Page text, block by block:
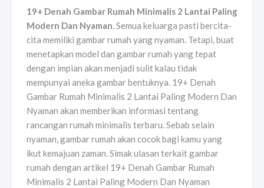
19+ Denah Gambar Rumah Minimalis 2 Lantai Paling
Modern Dan Nyaman. Semua keluarga pasti bercita-
cita memiliki gambar rumah yang nyaman. Tetapi, buat
menetapkan model dan gambar rumah yang tepat
dengan impian akan menjadi sulit kalau tidak
mempunyai aneka gambar bentuknya. 19+ Denah
Gambar Rumah Minimalis 2 Lantai Paling Modern Dan
Nyaman akan memberikan informasi tentang
rancangan rumah minimalis terbaru. Sebab selain
nyaman, gambar rumah akan cocok bagi kamu yang
ikut kemajuan zaman. Simak ulasan terkait gambar
rumah dengan artikel 19+ Denah Gambar Rumah
Minimalis 2 Lantai Paling Modern Dan Nyaman